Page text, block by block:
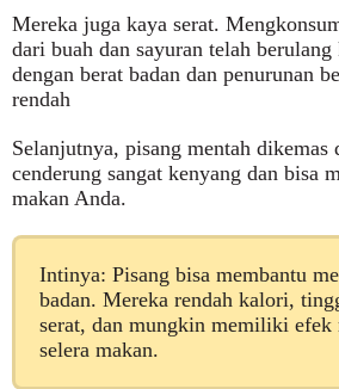
Mereka juga kaya serat.
dari buah dan sayuran telah
dengan berat badan dan penurunan
rendah
Selanjutnya, pisang mentah dikemas
cenderung sangat kenyang dan bisa
makan Anda.
Intinya: Pisang bisa membantu
badan. Mereka rendah kalori,
serat, dan mungkin memiliki efek
selera makan.